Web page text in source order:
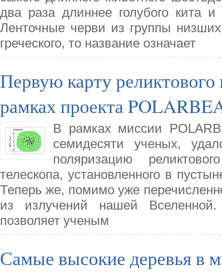
два раза длиннее голубого кита
Ленточные черви из группы
греческого, то название означает
Первую карту
рамках проекта
В рамках миссии
семидесяти ученых,
поляризацию
телескопа, установленного в
Теперь же, помимо уже
из излучений нашей
позволяет ученым
Самые высокие деревья в